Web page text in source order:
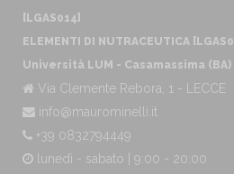
[LGAS014]
ELEMENTI DI NUTRACEUTICA
Università LUM - Casamassima (BA)
Via Clemente Rebora, 1 - LECCE
info@maurominelli.it
+39 0832794449
lunedì - sabato | 9:00 - 20:00